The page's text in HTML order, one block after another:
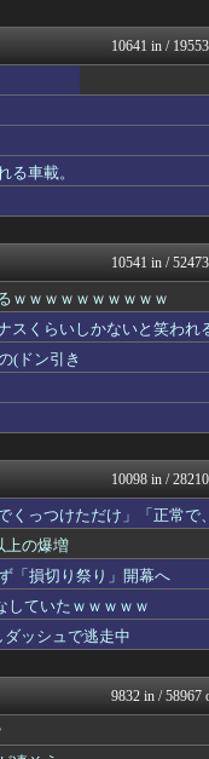
QQQ(海外の反応)
まとめCUP
NEWSまとめも
BIPブログ
...
スコールちゃん
おーるじゃんる
トレンドの通り
...
おうち速報
ぶる速-VIP
コノユビニュー
馬鳥速報
ウマ娘まとめ超
ガジェット2ch
... 修羅場ライフ速
10641 in /
る車載。
10541 in /
ｗｗｗｗｗｗｗｗｗｗ
スくらいしかないと笑われ
(ドン引き
10098 in /
っつけただけ」「正常で
上の爆増
「損切り祭り」開幕へ
していたｗｗｗｗｗ
ッシュで逃走中
9832 in / 58967